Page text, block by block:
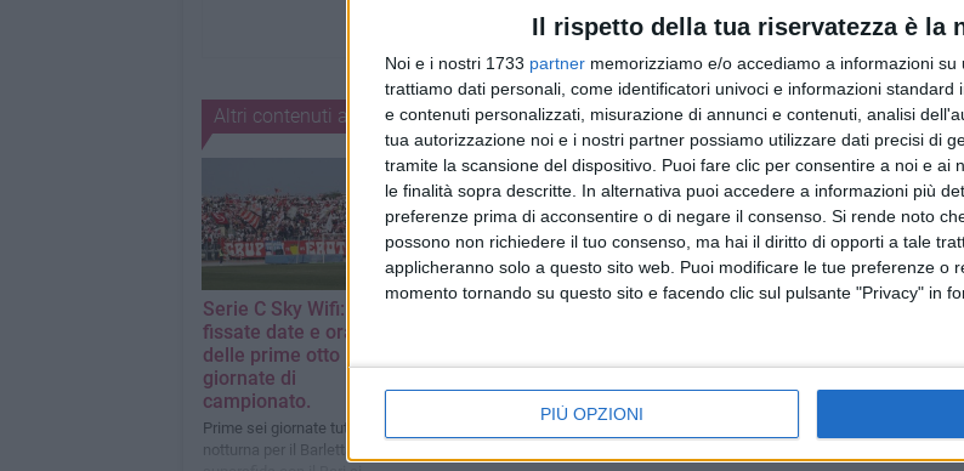
Il rispetto della tua riservatezza è la
Noi e i nostri 1733 partner memorizziamo e/o accediamo a informazioni
trattiamo dati personali, come identificatori univoci e informazioni standard
e contenuti personalizzati, misurazione di annunci e contenuti, analisi
tua autorizzazione noi e i nostri partner possiamo utilizzare dati precisi di
tramite la scansione del dispositivo. Puoi fare clic per consentire a noi e ai
le finalità sopra descritte. In alternativa puoi accedere a informazioni più
preferenze prima di acconsentire o di negare il consenso. Si rende noto
possono non richiedere il tuo consenso, ma hai il diritto di opporti a tale
applicheranno solo a questo sito web. Puoi modificare le tue preferenze o
momento tornando su questo sito e facendo clic sul pulsante "Privacy" in
PIÙ OPZIONI
Altri contenuti a tema
Serie C Sky Wifi:
fissate date e orari
delle prime otto
giornate di
campionato.
Prime sei giornate tutte in
notturna per il Barletta. La
segnò...) contro il Barletta in
Coppa Italia a fine anni
Serie C, per il Barletta
Tutto il calendario dei
biancorossi
Serie C,